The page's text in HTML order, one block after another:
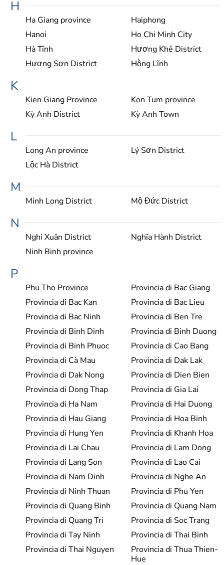
H
Ha Giang province
Haiphong
Hanoi
Ho Chi Minh City
Hà Tĩnh
Hương Khê District
Hương Sơn District
Hồng Lĩnh
K
Kien Giang Province
Kon Tum province
Kỳ Anh District
Kỳ Anh Town
L
Long An province
Lý Sơn District
Lộc Hà District
M
Minh Long District Mộ Đức District
N
Nghi Xuân District
Nghĩa Hành District
Ninh Binh province
P
Phu Tho Province
Provincia di Bac Giang
Provincia di Bac Kan
Provincia di Bac Lieu
Provincia di Bac Ninh
Provincia di Ben Tre
Provincia di Binh Dinh
Provincia di Binh Duong
Provincia di Binh Phuoc
Provincia di Cao Bang
Provincia di Cà Mau
Provincia di Dak Lak
Provincia di Dak Nong
Provincia di Dien Bien
Provincia di Dong Thap
Provincia di Gia Lai
Provincia di Ha Nam
Provincia di Hai Duong
Provincia di Hau Giang
Provincia di Hoa Binh
Provincia di Hung Yen
Provincia di Khanh Hoa
Provincia di Lai Chau
Provincia di Lam Dong
Provincia di Lang Son
Provincia di Lao Cai
Provincia di Nam Dinh
Provincia di Nghe An
Provincia di Ninh Thuan
Provincia di Phu Yen
Provincia di Quang Binh
Provincia di Quang Nam
Provincia di Quang Tri
Provincia di Soc Trang
Provincia di Tay Ninh
Provincia di Thai Binh
Provincia di Thai Nguyen
Provincia di Thua Thien-
Hue